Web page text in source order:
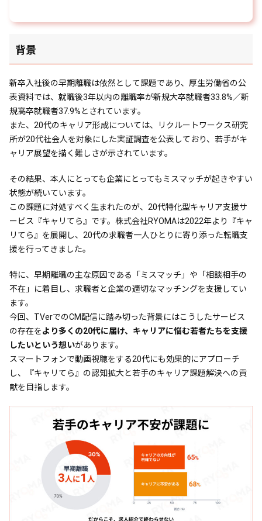
背景
新卒入社後の早期離職は依然として課題であり、厚生労働省の公
表資料では、就職後3年以内の離職率が新規大卒就職者33.8%／新
規高卒就職者37.9%とされています。
また、20代のキャリア形成については、リクルートワークス研究
所が20代社会人を対象にした実証調査を公表しており、若手がキ
ャリア展望を描く難しさが示されています。
その結果、本人にとっても企業にとってもミスマッチが起きやすい
状態が続いています。
この課題に対処すべく生まれたのが、20代特化型キャリア支援サ
ービス『キャリてら』です。株式会社RYOMAは2022年より『キャ
リてら』を展開し、20代の求職者一人ひとりに寄り添った転職支
援を行ってきました。
特に、早期離職の主な原因である「ミスマッチ」や「相談相手の
不在」に着目し、求職者と企業の適切なマッチングを支援してい
ます。
今回、TVerでのCM配信に踏み切った背景にはこうしたサービス
の存在をより多くの20代に届け、キャリアに悩む若者たちを支援
したいという想いがあります。
スマートフォンで動画視聴をする20代にも効果的にアプローチ
し、『キャリてら』の認知拡大と若手のキャリア課題解決への貢
献を目指します。